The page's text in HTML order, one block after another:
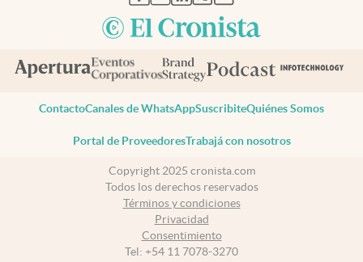
ContactoCanales de WhatsAppSuscribiteQuiénes Somos
Portal de ProveedoresTrabajá con nosotros
Copyright 2025 cronista.com
Todos los derechos reservados
Términos y condiciones
Privacidad
Consentimiento
Tel: +54 11 7078-3270